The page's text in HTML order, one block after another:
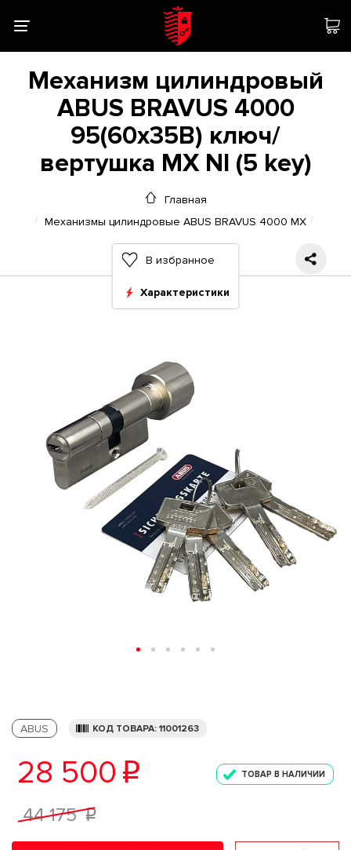
Механизм цилиндровый
ABUS BRAVUS 4000
95(60x35В) ключ/
вертушка MX NI (5 key)
Главная
Механизмы цилиндровые ABUS BRAVUS 4000 MX
В избранное
Характеристики
ABUS КОД ТОВАРА: 11001263
28 500 p ТОВАР В НАЛИЧИИ
44 175 p